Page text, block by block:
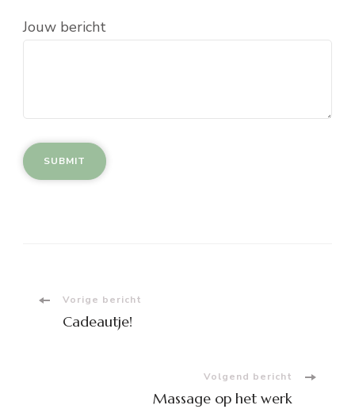
Jouw bericht
Berichtnavigatie
Vorige bericht
Cadeautje!
Volgend bericht
Massage op het werk